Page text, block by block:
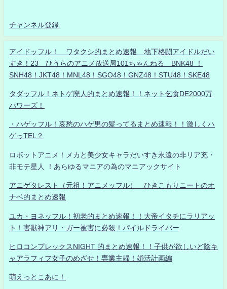
チャンネル登録
アイドッフル！ ワタクシ的まとめ速報 地下格闘アイドルだい
すき！23 ひうらのアニメ放送局101ちゃんねる BNK48 ！
SNH48！JKT48！MNL48！SGO48！GNZ48！STU48！SKE48
タダッフル！ネトゲ廃人的まとめ速報！！ネット乞食DE2000万
パワーズ！
・ハゲッフル！哀愁のハゲ男の髪ってるまとめ速報！！激しくハ
ゲっTEL？
ロボットアニメ！メカと美少女キャラだいすき永遠の非リア充・
非モテ星人 ！あらゆるマニアの為のマニアックサイト
アニゲタレスト（元祖！アニメッフル） ひきこもりニートのオ
ナベ的まとめ速報
ユカ・ヨネッフル！初老的まとめ速報！！大帝イタチにラリアッ
ト！害獣神アリ・ガー被害に必殺！パイルドライバー
ヒロコンプレックスNIGHT 的まとめ速報！！子供が欲しいど陰キ
ャアラフィフ女子のめざせ！専業主婦！婚活計画編
萌えっとこあに！